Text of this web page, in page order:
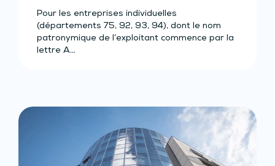
Pour les entreprises individuelles
(départements 75, 92, 93, 94), dont le nom
patronymique de l’exploitant commence par la
lettre A…